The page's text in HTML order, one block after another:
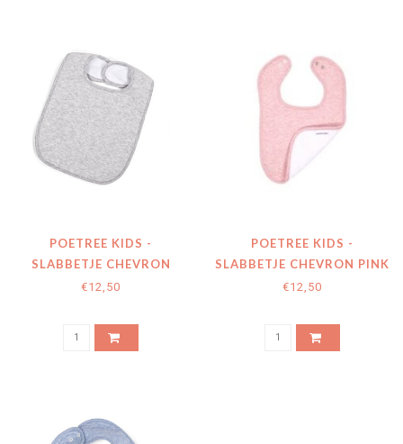
POETREE KIDS -
SLABBETJE CHEVRON
LIGHT GREY MELANGE
€12,50
POETREE KIDS -
SLABBETJE CHEVRON PINK
MELANGE
€12,50